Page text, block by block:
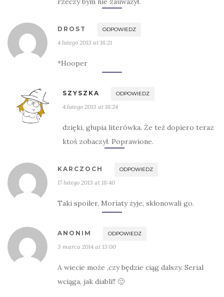
DROST ODPOWIEDZ
4 lutego 2013 at 18:21
*Hooper
SZYSZKA ODPOWIEDZ
4 lutego 2013 at 18:24
dzięki, głupia literówka. Że też dopiero teraz
ktoś zobaczył. Poprawione.
KARCZOCH ODPOWIEDZ
17 lutego 2013 at 18:40
Taki spoiler, Moriaty żyje, sklonowali go.
ANONIM ODPOWIEDZ
3 marca 2014 at 13:00
A wiecie może ,czy będzie ciąg dalszy. Serial
wciąga, jak diabli!! 🙂